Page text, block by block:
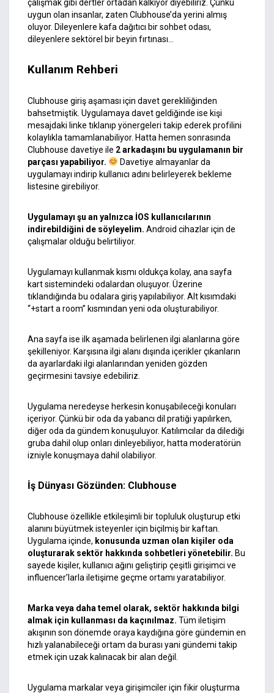
çalışmak gibi dertler ortadan kalkıyor diyebiliriz. Çünkü
uygun olan insanlar, zaten Clubhouse’da yerini almış
oluyor. Dileyenlere kafa dağıtıcı bir sohbet odası,
dileyenlere sektörel bir beyin fırtınası…
Kullanım Rehberi
Clubhouse giriş aşaması için davet gerekliliğinden
bahsetmiştik. Uygulamaya davet geldiğinde ise kişi
mesajdaki linke tıklanıp yönergeleri takip ederek profilini
kolaylıkla tamamlanabiliyor. Hatta hemen sonrasında
Clubhouse davetiye ile 2 arkadaşını bu uygulamanın bir
parçası yapabiliyor.
Davetiye almayanlar da
uygulamayı indirip kullanıcı adını belirleyerek bekleme
listesine girebiliyor.
Uygulamayı şu an yalnızca İOS kullanıcılarının
indirebildiğini de söyleyelim. Android cihazlar için de
çalışmalar olduğu belirtiliyor.
Uygulamayı kullanmak kısmı oldukça kolay, ana sayfa
kart sistemindeki odalardan oluşuyor. Üzerine
tıklandığında bu odalara giriş yapılabiliyor. Alt kısımdaki
“+start a room” kısmından yeni oda oluşturabiliyor.
Ana sayfa ise ilk aşamada belirlenen ilgi alanlarına göre
şekilleniyor. Karşısına ilgi alanı dışında içerikler çıkanların
da ayarlardaki ilgi alanlarından yeniden gözden
geçirmesini tavsiye edebiliriz.
Uygulama neredeyse herkesin konuşabileceği konuları
içeriyor. Çünkü bir oda da yabancı dil pratiği yapılırken,
diğer oda da gündem konuşuluyor. Katılımcılar da dilediği
gruba dahil olup onları dinleyebiliyor, hatta moderatörün
izniyle konuşmaya dahil olabiliyor.
İş Dünyası Gözünden: Clubhouse
Clubhouse özellikle etkileşimli bir topluluk oluşturup etki
alanını büyütmek isteyenler için biçilmiş bir kaftan.
Uygulama içinde, konusunda uzman olan kişiler oda
oluşturarak sektör hakkında sohbetleri yönetebilir. Bu
sayede kişiler, kullanıcı ağını geliştirip çeşitli girişimci ve
influencer’larla iletişime geçme ortamı yaratabiliyor.
Marka veya daha temel olarak, sektör hakkında bilgi
almak için kullanması da kaçınılmaz. Tüm iletişim
akışının son dönemde oraya kaydığına göre gündemin en
hızlı yalanabileceği ortam da burası yani gündemi takip
etmek için uzak kalınacak bir alan değil.
Uygulama markalar veya girişimciler için fikir oluşturma